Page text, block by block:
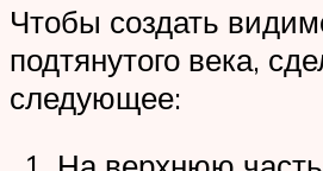
Чтобы создать
подтянутого века,
следующее: